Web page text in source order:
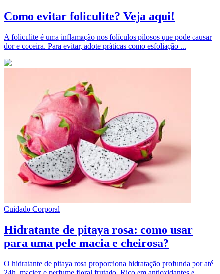
Como evitar foliculite? Veja aqui!
A foliculite é uma inflamação nos folículos pilosos que pode causar
dor e coceira. Para evitar, adote práticas como esfoliação ...
Cuidado Corporal
Hidratante de pitaya rosa: como usar
para uma pele macia e cheirosa?
O hidratante de pitaya rosa proporciona hidratação profunda por até